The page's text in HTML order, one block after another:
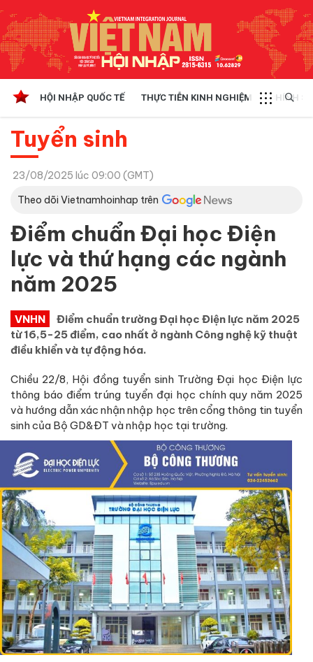
HỘI NHẬP QUỐC TẾ THỰC TIỄN KINH NGHIỆM CHÍNH
Tuyển sinh
23/08/2025 lúc 09:00 (GMT)
Theo dõi Vietnamhoinhap trên
Điểm chuẩn Đại học Điện
lực và thứ hạng các ngành
năm 2025
VNHN
Điểm chuẩn trường Đại học Điện lực năm 2025
từ 16,5-25 điểm, cao nhất ở ngành Công nghệ kỹ thuật
điều khiển và tự động hóa.
Chiều 22/8, Hội đồng tuyển sinh Trường Đại học Điện lực
thông báo điểm trúng tuyển đại học chính quy năm 2025
và hướng dẫn xác nhận nhập học trên cổng thông tin tuyển
sinh của Bộ GD&ĐT và nhập học tại trường.